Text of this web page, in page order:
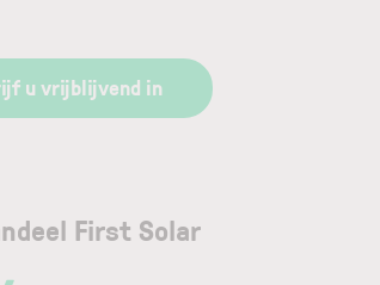
u vrijblijvend in
First Solar